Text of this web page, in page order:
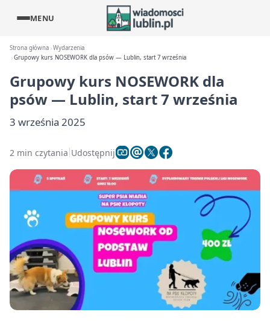
MENU
Strona główna Wydarzenia
Grupowy kurs NOSEWORK dla psów — Lublin, start 7 września
Grupowy kurs NOSEWORK dla
psów — Lublin, start 7 września
3 września 2025
2 min czytania Udostępnij